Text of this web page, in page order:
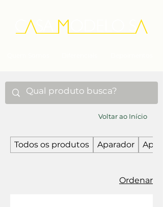
Voltar ao Início
Todos os produtos Aparador
Ordenar